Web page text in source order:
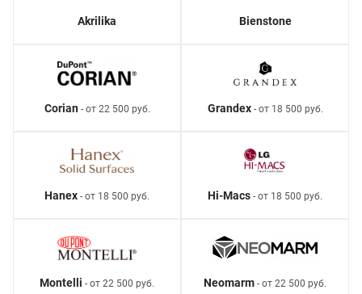
Akrilika Bienstone
Corian- от 22 500 руб. Grandex- от 18 500 руб.
Hanex - от 18 500 руб. Hi-Macs - от 18 500 руб.
Montelli - от 22 500 руб. Neomarm - от 22 500 руб.